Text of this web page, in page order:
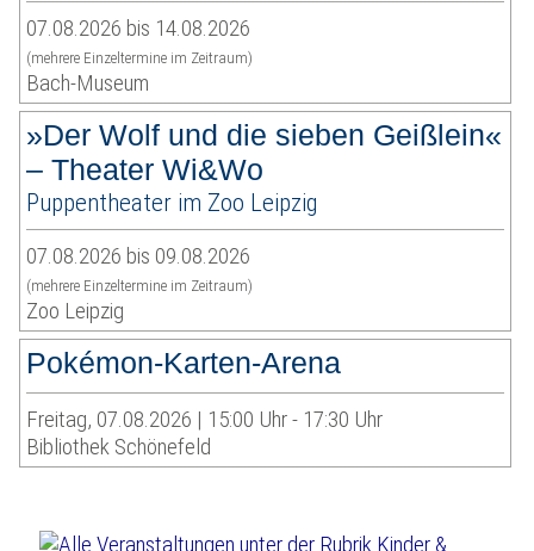
07.08.2026 bis 14.08.2026
(mehrere Einzeltermine im Zeitraum)
Bach-Museum
»Der Wolf und die sieben Geißlein«
– Theater Wi&Wo
Puppentheater im Zoo Leipzig
07.08.2026 bis 09.08.2026
(mehrere Einzeltermine im Zeitraum)
Zoo Leipzig
Pokémon-Karten-Arena
Freitag, 07.08.2026 | 15:00 Uhr - 17:30 Uhr
Bibliothek Schönefeld